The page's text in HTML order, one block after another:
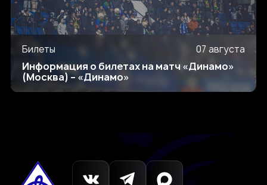
Билеты 07 августа
Информация о билетах на матч «Динамо»
(Москва) – «Динамо»